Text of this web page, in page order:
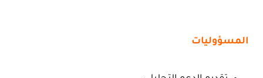
المسؤوليات